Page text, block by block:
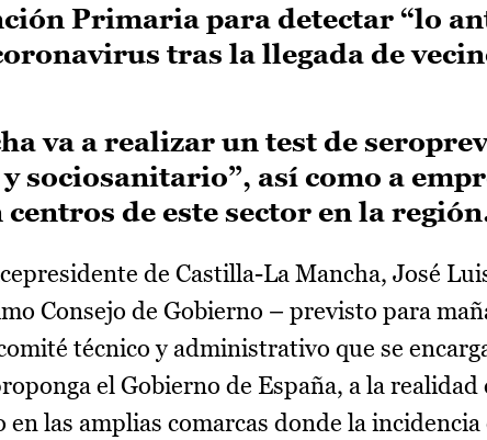
Primaria para detectar “lo
tras la llegada de
va a realizar un test de
sociosanitario”, así como a
de este sector en la
de Castilla-La Mancha, José
Consejo de Gobierno – previsto para
técnico y administrativo que se
el Gobierno de España, a la
las amplias comarcas donde la incidencia